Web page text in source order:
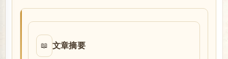
📖 文章摘要